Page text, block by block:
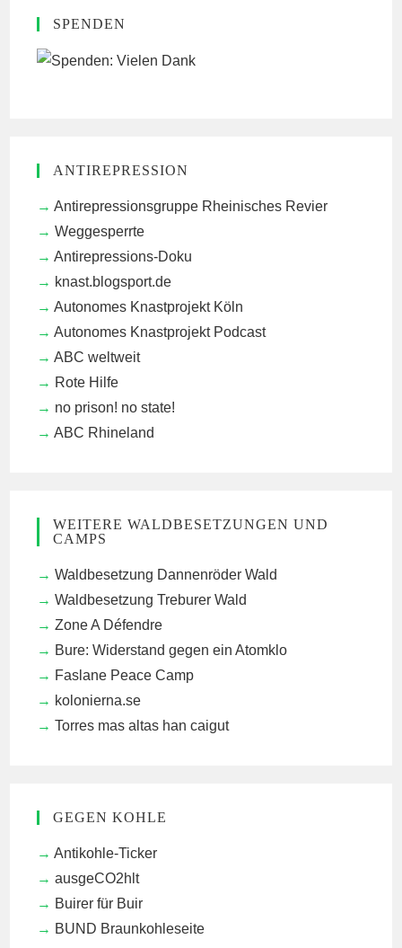
SPENDEN
ANTIREPRESSION
Antirepressionsgruppe Rheinisches Revier
Weggesperrte
Antirepressions-Doku
knast.blogsport.de
Autonomes Knastprojekt Köln
Autonomes Knastprojekt Podcast
ABC weltweit
Rote Hilfe
no prison! no state!
ABC Rhineland
WEITERE WALDBESETZUNGEN UND
CAMPS
Waldbesetzung Dannenröder Wald
Waldbesetzung Treburer Wald
Zone A Défendre
Bure: Widerstand gegen ein Atomklo
Faslane Peace Camp
kolonierna.se
Torres mas altas han caigut
GEGEN KOHLE
Antikohle-Ticker
ausgeCO2hlt
Buirer für Buir
BUND Braunkohleseite